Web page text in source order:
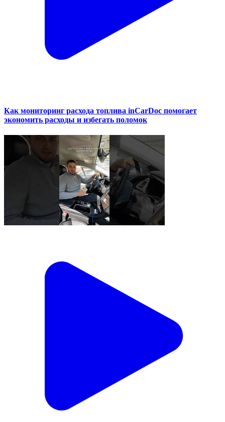
Как мониторинг расхода топлива inCarDoc помогает
экономить расходы и избегать поломок